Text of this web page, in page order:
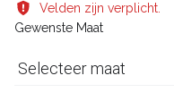
Velden zijn verplicht.
Gewenste Maat
Selecteer maat